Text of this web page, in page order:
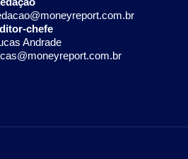
chefe
Andrade